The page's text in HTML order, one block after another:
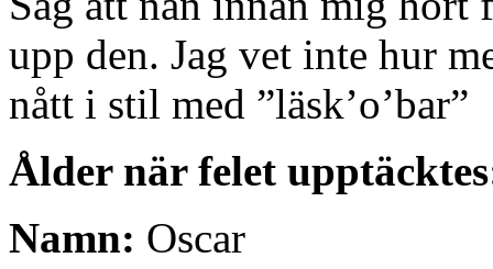
upp den. Jag vet inte hur
nått i stil med ”läsk’o’bar”
Ålder när felet
Namn: Oscar